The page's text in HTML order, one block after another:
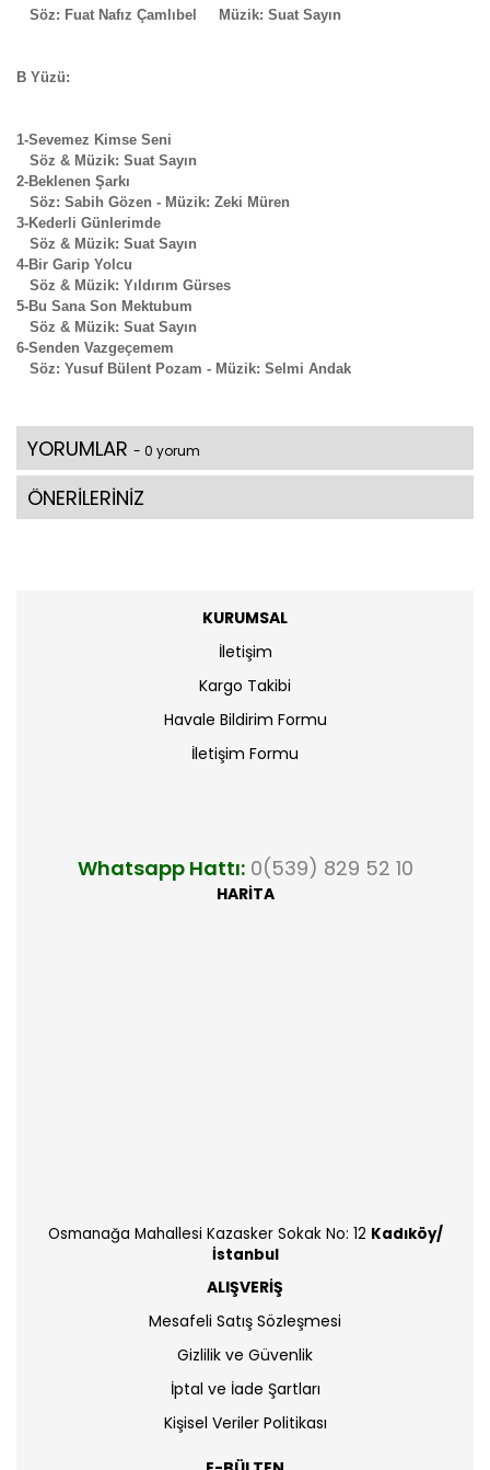
Söz: Fuat Nafız Çamlıbel Müzik: Suat Sayın
B Yüzü:
1-Sevemez Kimse Seni
Söz & Müzik: Suat Sayın
2-Beklenen Şarkı
Söz: Sabih Gözen - Müzik: Zeki Müren
3-Kederli Günlerimde
Söz & Müzik: Suat Sayın
4-Bir Garip Yolcu
Söz & Müzik: Yıldırım Gürses
5-Bu Sana Son Mektubum
Söz & Müzik: Suat Sayın
6-Senden Vazgeçemem
Söz: Yusuf Bülent Pozam - Müzik: Selmi Andak
YORUMLAR - 0 yorum
ÖNERİLERİNİZ
KURUMSAL
İletişim
Kargo Takibi
Havale Bildirim Formu
İletişim Formu
Whatsapp Hattı: 0(539) 829 52 10
HARİTA
Osmanağa Mahallesi Kazasker Sokak No: 12 Kadıköy/
İstanbul
ALIŞVERİŞ
Mesafeli Satış Sözleşmesi
Gizlilik ve Güvenlik
İptal ve İade Şartları
Kişisel Veriler Politikası